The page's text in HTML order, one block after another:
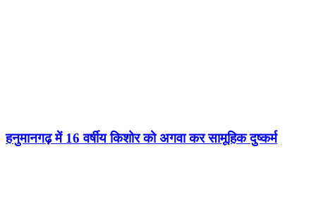
हनुमानगढ़ में 16 वर्षीय किशोर को अगवा कर सामूहिक दुष्कर्म